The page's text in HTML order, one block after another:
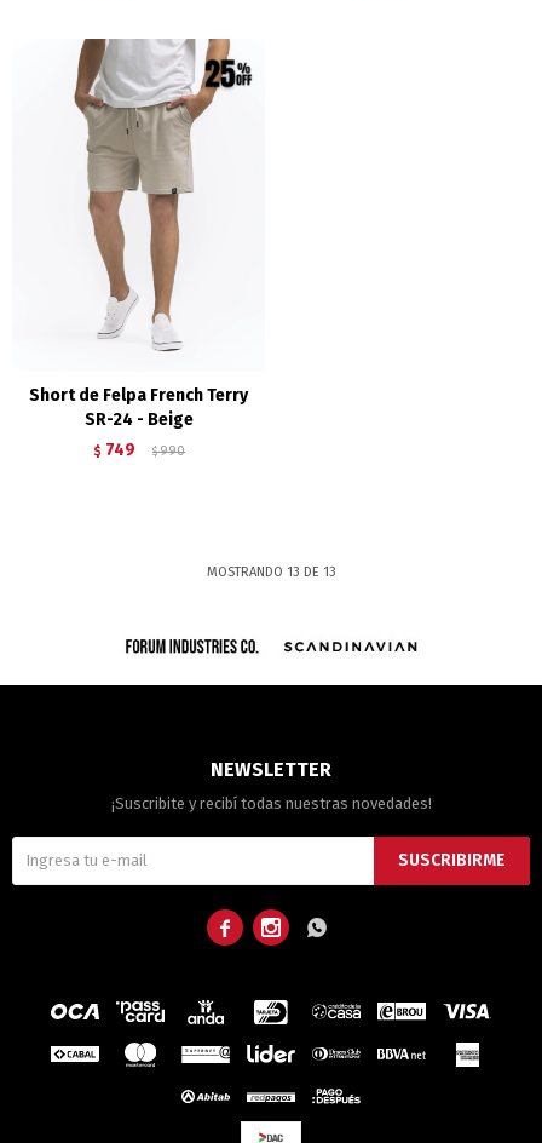
Short de Felpa French Terry
SR-24 - Beige
$ 749 $ 990
MOSTRANDO 13 DE 13
NEWSLETTER
¡Suscribite y recibí todas nuestras novedades!
SUSCRIBIRME
  